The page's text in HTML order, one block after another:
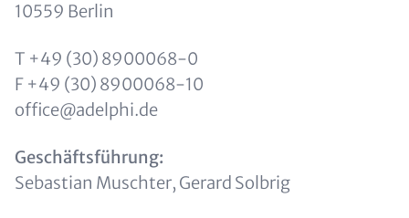
10559 Berlin
T +49 (30) 8900068-0
F +49 (30) 8900068-10
office@adelphi.de
Geschäftsführung:
Sebastian Muschter, Gerard Solbrig